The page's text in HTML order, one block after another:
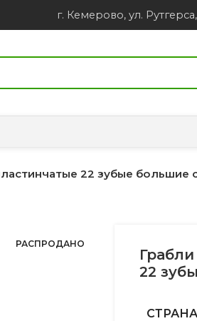
г. Кемерово, ул.
22 зубые большие
РАСПРОДАНО
22
СТРАНА